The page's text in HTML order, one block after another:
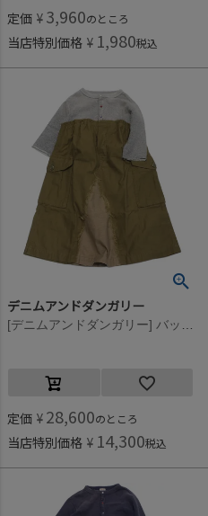
定価 ¥ 3,960のところ
当店特別価格 ¥ 1,980税込
デニムアンドダンガリー
定価 ¥ 28,600のところ
当店特別価格 ¥ 14,300税込